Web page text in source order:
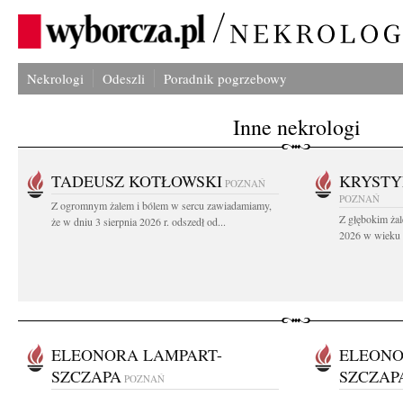
Nekrologi Odeszli Poradnik pogrzebowy
Inne nekrologi
TADEUSZ KOTŁOWSKI POZNAŃ
Z ogromnym żalem i bólem w sercu zawiadamiamy,
że w dniu 3 sierpnia 2026 r. odszedł od...
POZNAŃ
Z głębokim
2026 w wieku
ELEONORA LAMPART-
SZCZAPA POZNAŃ